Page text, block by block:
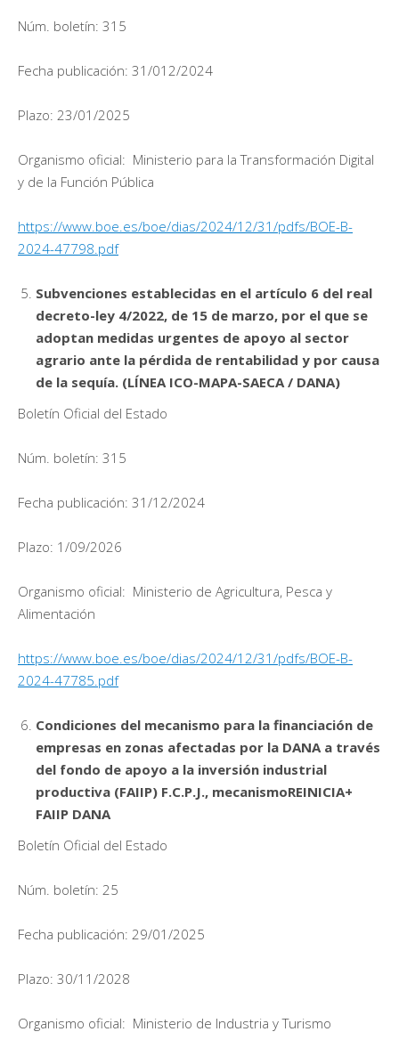
Núm. boletín: 315
Fecha publicación: 31/012/2024
Plazo: 23/01/2025
Organismo oficial: Ministerio para la Transformación Digital
y de la Función Pública
https://www.boe.es/boe/dias/2024/12/31/pdfs/BOE-B-
2024-47798.pdf
Subvenciones establecidas en el artículo 6 del real
decreto-ley 4/2022, de 15 de marzo, por el que se
adoptan medidas urgentes de apoyo al sector
agrario ante la pérdida de rentabilidad y por causa
de la sequía. (LÍNEA ICO-MAPA-SAECA / DANA)
Boletín Oficial del Estado
Núm. boletín: 315
Fecha publicación: 31/12/2024
Plazo: 1/09/2026
Organismo oficial: Ministerio de Agricultura, Pesca y
Alimentación
https://www.boe.es/boe/dias/2024/12/31/pdfs/BOE-B-
2024-47785.pdf
Condiciones del mecanismo para la financiación de
empresas en zonas afectadas por la DANA a través
del fondo de apoyo a la inversión industrial
productiva (FAIIP) F.C.P.J., mecanismoREINICIA+
FAIIP DANA
Boletín Oficial del Estado
Núm. boletín: 25
Fecha publicación: 29/01/2025
Plazo: 30/11/2028
Organismo oficial: Ministerio de Industria y Turismo